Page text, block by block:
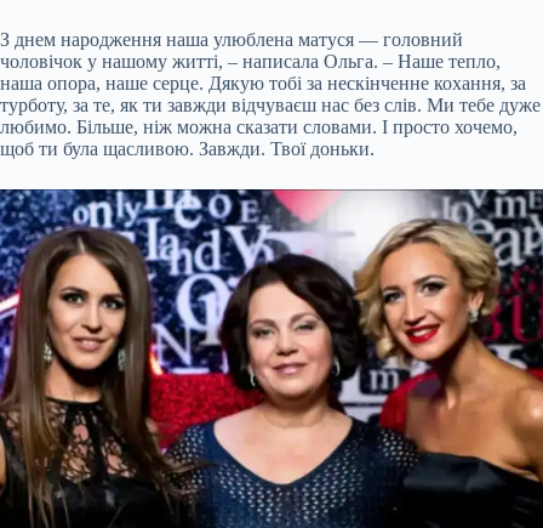
З днем народження наша улюблена матуся — головний
чоловічок у нашому житті, – написала Ольга. – Наше тепло,
наша опора, наше серце. Дякую тобі за нескінченне кохання, за
турботу, за те, як ти завжди відчуваєш нас без слів. Ми тебе дуже
любимо. Більше, ніж можна сказати словами. І просто хочемо,
щоб ти була щасливою. Завжди. Твої доньки.